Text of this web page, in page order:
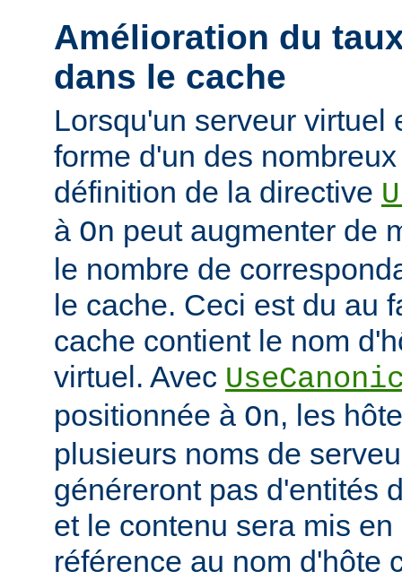
Amélioration du
dans le cache
Lorsqu'un serveur virtuel
forme d'un des
définition de la directive
à On peut augmenter de
le nombre de
le cache. Ceci est du au
cache contient le nom
virtuel. Avec
positionnée à On, les
plusieurs noms de
généreront pas d'entités
et le contenu sera mis
référence au nom d'hôte